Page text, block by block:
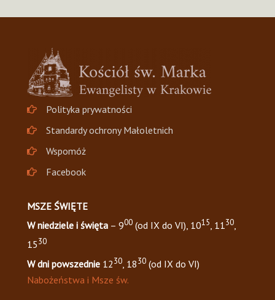
Polityka prywatności
Standardy ochrony Małoletnich
Wspomóż
Facebook
MSZE ŚWIĘTE
W niedziele i święta – 900 (od IX do VI), 1015, 1130,
1530
W dni powszednie 1230 , 1830 (od IX do VI)
Nabożeństwa i Msze św.